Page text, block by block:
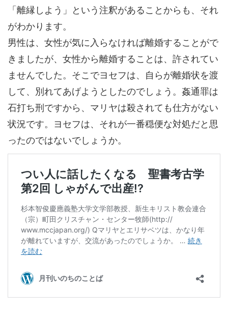
「離縁しよう」という注釈があることからも、それ
がわかります。
男性は、女性が気に入らなければ離婚することがで
きましたが、女性から離婚することは、許されてい
ませんでした。そこでヨセフは、自らが離婚状を渡
して、別れてあげようとしたのでしょう。姦通罪は
石打ち刑ですから、マリヤは殺されても仕方がない
状況です。ヨセフは、それが一番穏便な対処だと思
ったのではないでしょうか。